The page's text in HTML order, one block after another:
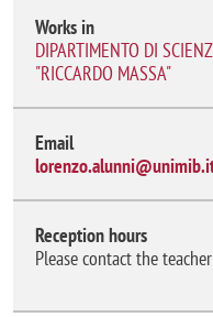
Works in
DIPARTIMENTO DI
"RICCARDO MASSA"
Email
Reception hours
Please contact the